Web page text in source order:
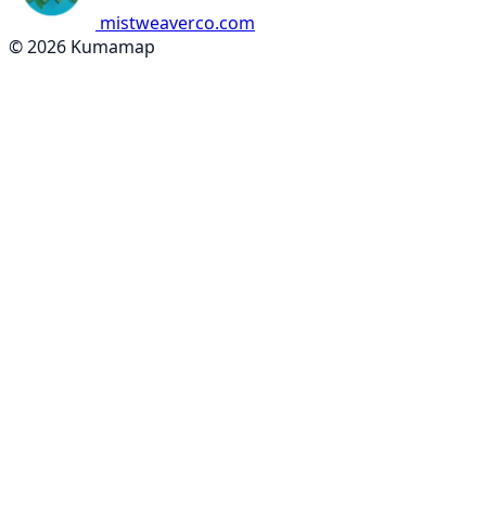
mistweaverco.com
© 2026 Kumamap